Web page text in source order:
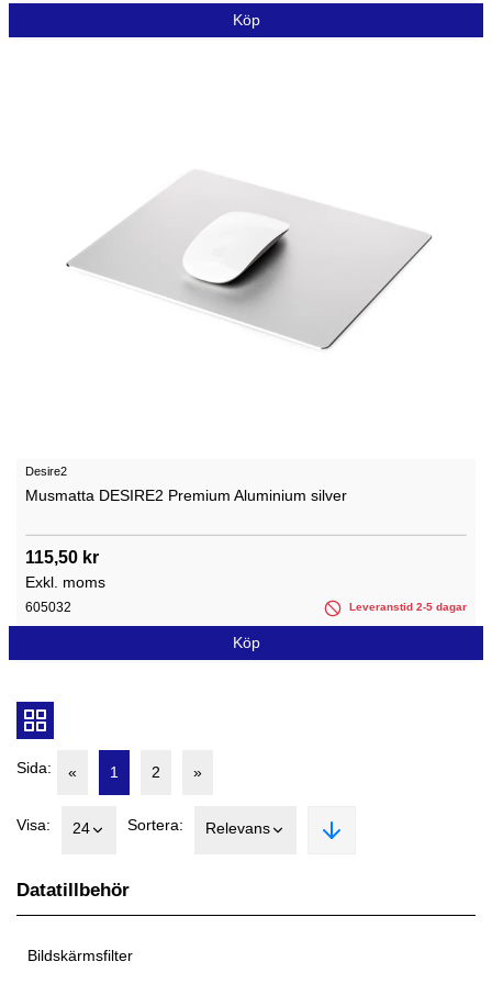
Datatillbehör
Bildskärmsfilter
Köp
Desire2
Musmatta DESIRE2 Premium Aluminium silver
115,50 kr
Exkl. moms
605032 Leveranstid 2-5 dagar
Köp
Sida: « 1 2 »
Visa: 24 Sortera: Relevans